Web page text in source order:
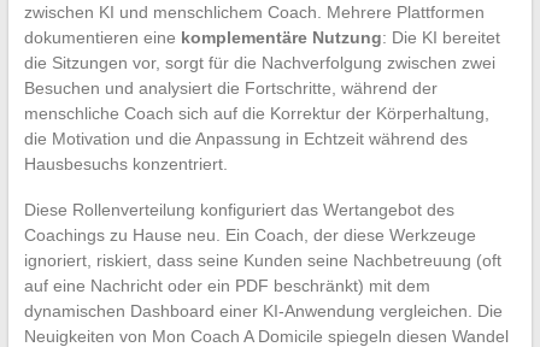
zwischen KI und menschlichem Coach. Mehrere Plattformen
dokumentieren eine komplementäre Nutzung: Die KI bereitet
die Sitzungen vor, sorgt für die Nachverfolgung zwischen zwei
Besuchen und analysiert die Fortschritte, während der
menschliche Coach sich auf die Korrektur der Körperhaltung,
die Motivation und die Anpassung in Echtzeit während des
Hausbesuchs konzentriert.
Diese Rollenverteilung konfiguriert das Wertangebot des
Coachings zu Hause neu. Ein Coach, der diese Werkzeuge
ignoriert, riskiert, dass seine Kunden seine Nachbetreuung (oft
auf eine Nachricht oder ein PDF beschränkt) mit dem
dynamischen Dashboard einer KI-Anwendung vergleichen. Die
Neuigkeiten von Mon Coach A Domicile spiegeln diesen Wandel